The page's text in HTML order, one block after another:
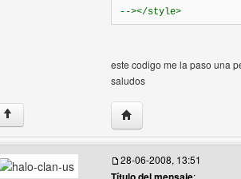
--></style>
este codigo me la paso una
saludos
↑ Visitar sitio web del
28-06-2008, 13:51
: